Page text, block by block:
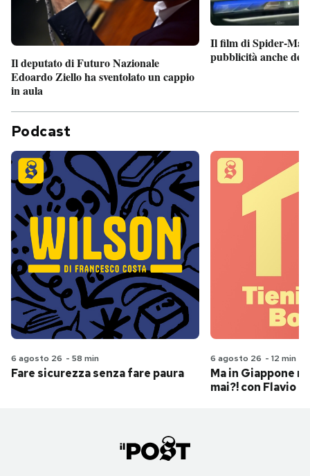
Il deputato di Futuro Nazionale
Edoardo Ziello ha sventolato un cappio
in aula
Il film di Spider-Man
pubblicità anche
Podcast
6 agosto 26 - 58 min
Fare sicurezza senza fare paura
6 agosto 26 - 12 min
Ma in Giappone
mai?! con Flavio